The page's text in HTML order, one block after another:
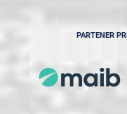
PARTENER